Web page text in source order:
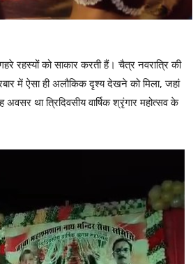
रहस्यों को साकार करती हैं। चैत्र नवरात्रि की
में ऐसा ही अलौकिक दृश्य देखने को मिला, जहां
था त्रिदिवसीय वार्षिक श्रृंगार महोत्सव के